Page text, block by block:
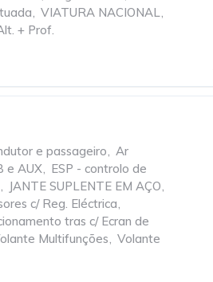
, VIATURA NACIONAL,
+ Prof.
e passageiro, Ar
e AUX, ESP - controlo de
, JANTE SUPLENTE EM AÇO,
c/ Reg. Eléctrica,
tras c/ Ecran de
Multifunções, Volante